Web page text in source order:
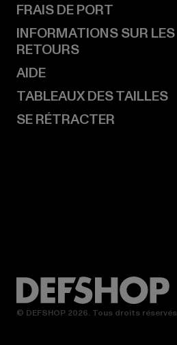
FRAIS DE PORT
INFORMATIONS SUR LES
RETOURS
AIDE
TABLEAUX DES TAILLES
SE RÉTRACTER
© DEFSHOP 2026. Tous droits réservés